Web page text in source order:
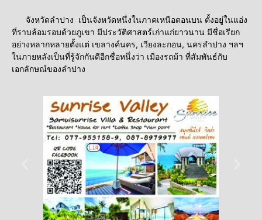
จังหวัดลำปาง เป็นจังหวัดหนึ่งในภาคเหนือตอนบน ตั้งอยู่ในแอ่ง
ที่ราบล้อมรอบด้วยภูเขา มีประวัติศาสตร์เก่าแก่ยาวนาน มีชื่อเรียก
อย่างหลากหลายตั้งแต่ เขลางค์นคร, เวียงละกอน, นครลำปาง ฯลฯ
ในภายหลังเป็นที่รู้จักกันดีอีกชื่อหนึ่งว่า เมืองรถม้า ที่สัมพันธ์กับ
เอกลักษณ์ของลำปาง